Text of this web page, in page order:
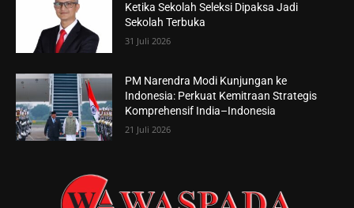
Ketika Sekolah Seleksi Dipaksa Jadi
Sekolah Terbuka
31 Juli 2026
PM Narendra Modi Kunjungan ke
Indonesia: Perkuat Kemitraan Strategis
Komprehensif India–Indonesia
21 Juli 2026